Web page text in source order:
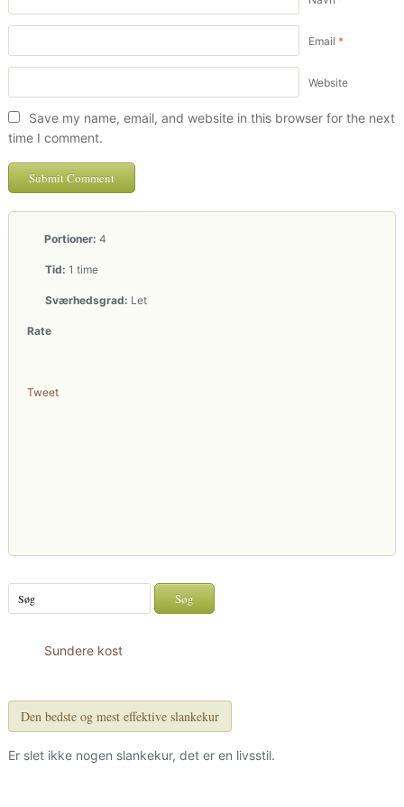
Email *
Website
Save my name, email, and website in this browser for the next
time I comment.
Portioner: 4
Tid: 1 time
Sværhedsgrad: Let
Rate
Tweet
Sundere kost
Den bedste og mest effektive slankekur
Er slet ikke nogen slankekur, det er en livsstil.